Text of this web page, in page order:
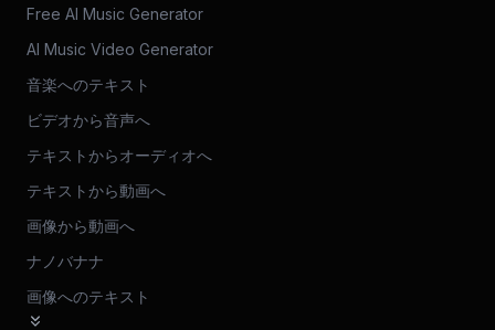
Free AI Music Generator
AI Music Video Generator
音楽へのテキスト
ビデオから音声へ
テキストからオーディオへ
テキストから動画へ
画像から動画へ
ナノバナナ
画像へのテキスト